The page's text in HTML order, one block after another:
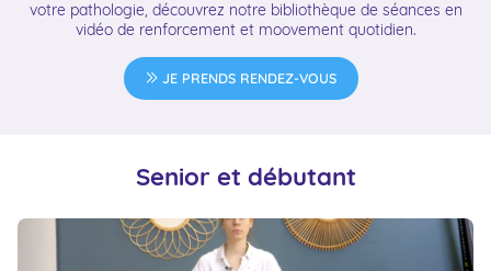
votre pathologie, découvrez notre bibliothèque de séances en
vidéo de renforcement et moovement quotidien.
JE PRENDS RENDEZ-VOUS
Senior et débutant